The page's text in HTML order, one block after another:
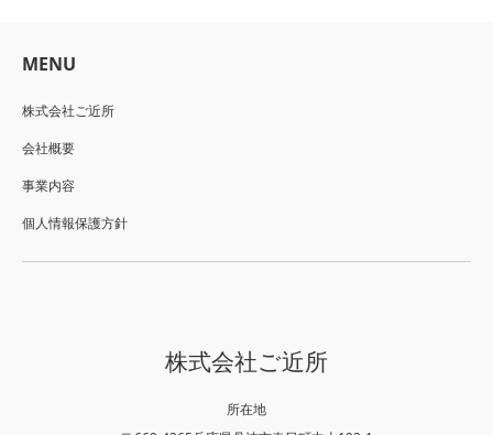
MENU
株式会社ご近所
会社概要
事業内容
個人情報保護方針
株式会社ご近所
所在地